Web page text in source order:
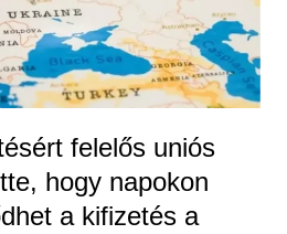
felelős uniós
hogy napokon
a kifizetés a